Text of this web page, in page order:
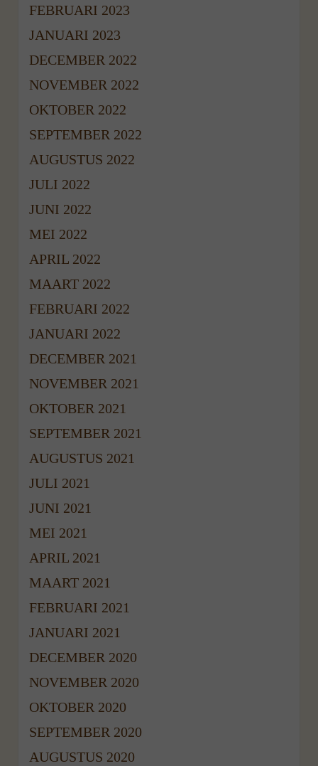
FEBRUARI 2023
JANUARI 2023
DECEMBER 2022
NOVEMBER 2022
OKTOBER 2022
SEPTEMBER 2022
AUGUSTUS 2022
JULI 2022
JUNI 2022
MEI 2022
APRIL 2022
MAART 2022
FEBRUARI 2022
JANUARI 2022
DECEMBER 2021
NOVEMBER 2021
OKTOBER 2021
SEPTEMBER 2021
AUGUSTUS 2021
JULI 2021
JUNI 2021
MEI 2021
APRIL 2021
MAART 2021
FEBRUARI 2021
JANUARI 2021
DECEMBER 2020
NOVEMBER 2020
OKTOBER 2020
SEPTEMBER 2020
AUGUSTUS 2020